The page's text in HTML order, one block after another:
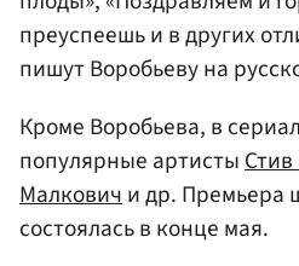
преуспеешь и в других
пишут Воробьеву на
Кроме Воробьева, в
популярные артисты
Малкович и др. Премьера
состоялась в конце мая.